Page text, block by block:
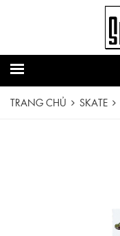
TRANG CHỦ SKATE